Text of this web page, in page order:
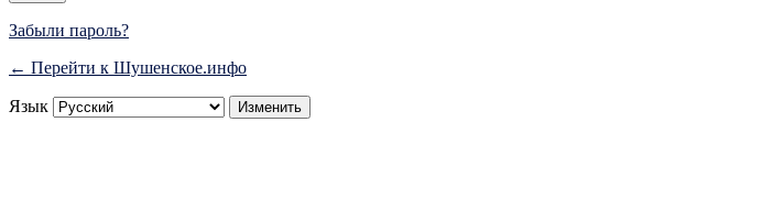
Забыли пароль?
← Перейти к Шушенское.инфо
Язык